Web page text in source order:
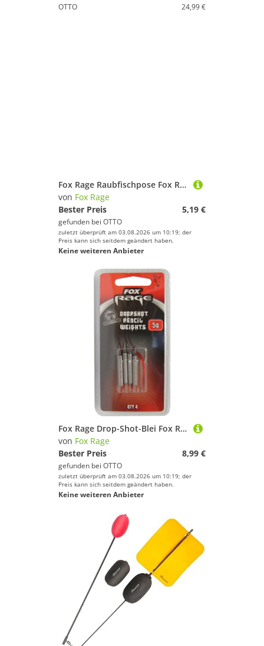
OTTO
24,99 €
Fox Rage Raubfischpose Fox Rage Predator HD Trolling Raubfischpose
von Fox Rage
Bester Preis
5,19 €
gefunden bei OTTO
zuletzt überprüft am 03.08.2026 um 10:19; der
Preis kann sich seitdem geändert haben.
Keine weiteren Anbieter
Fox Rage Drop-Shot-Blei Fox Rage Drop Shot Tungsten Weight Bleie
von Fox Rage
Bester Preis
8,99 €
gefunden bei OTTO
zuletzt überprüft am 03.08.2026 um 10:19; der
Preis kann sich seitdem geändert haben.
Keine weiteren Anbieter